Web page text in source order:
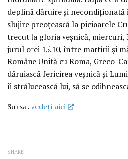
deplină dăruire și necondiționată
slujire preoțească la picioarele
trecut la gloria veșnică, miercuri,
jurul orei 15.10, între martirii și
Române Unită cu Roma, Greco-
dăruiască fericirea veșnică și
îi strălucească lui, să se
Sursa: vedeţi aici
SHARE